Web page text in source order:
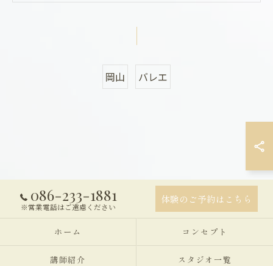
岡山 バレエ
086-233-1881
※営業電話はご遠慮ください
体験のご予約はこちら
ホーム コンセプト
講師紹介 スタジオ一覧